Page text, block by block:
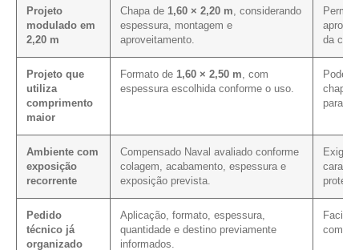
Projeto
modulado em
2,20 m
Chapa de 1,60 × 2,20 m , considerando
espessura, montagem e
aproveitamento.
da
Projeto que
utiliza
comprimento
maior
Formato de 1,60 × 2,50 m , com
espessura escolhida conforme o uso.
Pode
chapa
para
Ambiente com
exposição
recorrente
Compensado Naval avaliado conforme
colagem, acabamento, espessura e
exposição prevista.
Exige
Pedido
técnico já
organizado
Aplicação, formato, espessura,
quantidade e destino previamente
informados.
com